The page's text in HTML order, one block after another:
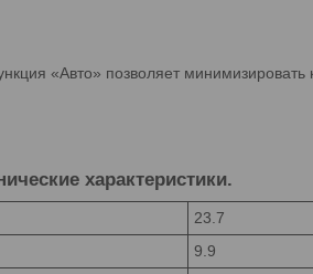
«Авто» позволяет
характеристики.
23.7
9.9